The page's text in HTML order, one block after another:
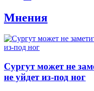
Мнения
Сургут может не
не уйдет из-под ног